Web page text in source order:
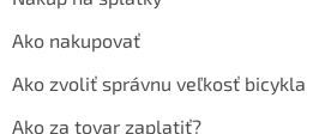
Ako nakupovať
Ako zvoliť správnu veľkosť bicykla
Ako za tovar zaplatiť?